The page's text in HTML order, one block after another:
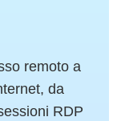
remoto a
da
RDP